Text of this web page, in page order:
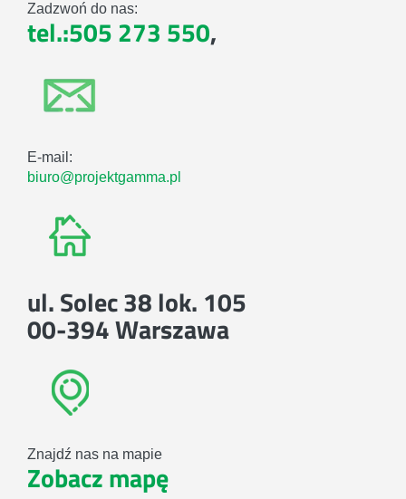
Zadzwoń do nas:
tel.:505 273 550,
E-mail:
biuro@projektgamma.pl
ul. Solec 38 lok. 105
00-394 Warszawa
Znajdź nas na mapie
Zobacz mapę